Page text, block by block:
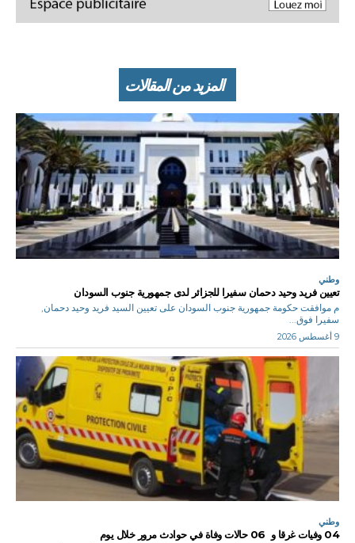
المزيد من المقالات
وطني
تعيين فريد وحيد دحمان سفيرا للجزائر لدى جمهورية جنوب السودان
م موافقت حكومة جمهورية جنوب السودان على تعيين السيد فريد وحيد دحمان,
سفيرا فوق...
9 أغسطس 2026
وطني
04 وفيات غرقا و 06 حالات وفاة في حوادث مرور خلال يوم